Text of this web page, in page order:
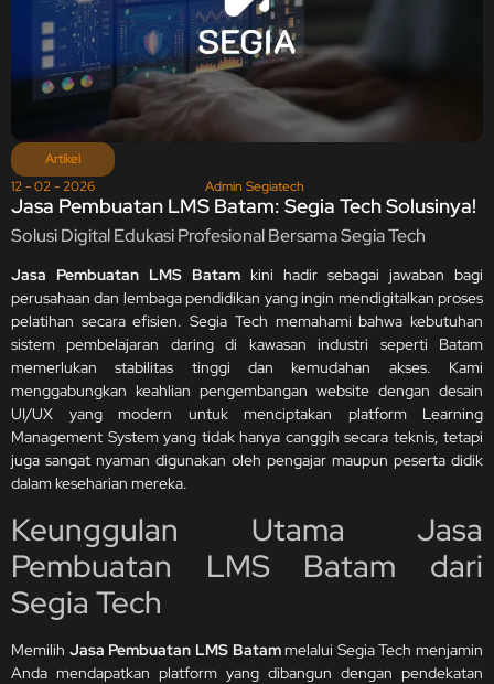
Artikel
12 - 02 - 2026
Admin Segiatech
Jasa Pembuatan LMS Batam: Segia Tech Solusinya!
Solusi Digital Edukasi Profesional Bersama Segia Tech
Jasa Pembuatan LMS Batam kini hadir sebagai jawaban bagi
perusahaan dan lembaga pendidikan yang ingin mendigitalkan proses
pelatihan secara efisien. Segia Tech memahami bahwa kebutuhan
sistem pembelajaran daring di kawasan industri seperti Batam
memerlukan stabilitas tinggi dan kemudahan akses. Kami
menggabungkan keahlian pengembangan website dengan desain
UI/UX yang modern untuk menciptakan platform Learning
Management System yang tidak hanya canggih secara teknis, tetapi
juga sangat nyaman digunakan oleh pengajar maupun peserta didik
dalam keseharian mereka.
Keunggulan Utama Jasa
Pembuatan LMS Batam dari
Segia Tech
Memilih Jasa Pembuatan LMS Batammelalui Segia Tech menjamin
Anda mendapatkan platform yang dibangun dengan pendekatan